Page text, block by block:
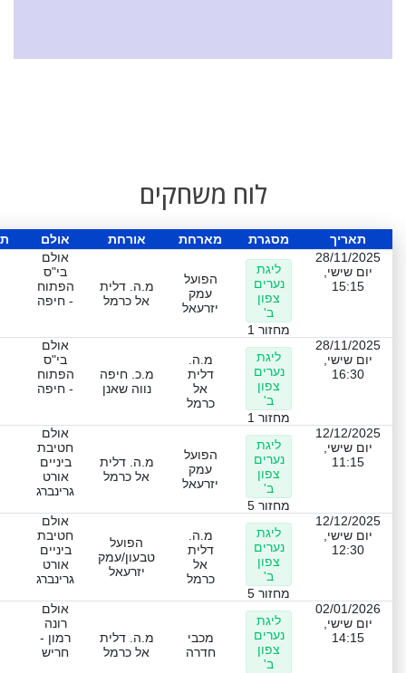
לוח משחקים
תאריך מסגרת מארחת אורחת אולם
28/11/2025
יום שישי,
15:15
ליגת
נערים
צפון
ב'
מחזור 1
הפועל
עמק
יזרעאל
מ.ה. דלית
אל כרמל
אולם
בי"ס
הפתוח
- חיפה
28/11/2025
יום שישי,
16:30
ליגת
נערים
צפון
ב'
מחזור 1
מ.ה.
דלית
אל
כרמל
מ.כ. חיפה
נווה שאנן
אולם
בי"ס
הפתוח
- חיפה
12/12/2025
יום שישי,
11:15
ליגת
נערים
צפון
ב'
מחזור 5
הפועל
עמק
יזרעאל
מ.ה. דלית
אל כרמל
אולם
חטיבת
ביניים
אורט
גרינברג
12/12/2025
יום שישי,
12:30
ליגת
נערים
צפון
ב'
מחזור 5
מ.ה.
דלית
אל
כרמל
הפועל
טבעון/עמק
יזרעאל
אולם
חטיבת
ביניים
אורט
גרינברג
02/01/2026
יום שישי,
14:15
ליגת
נערים
צפון
ב'
מכבי
חדרה
מ.ה. דלית
אל כרמל
אולם
רונה
רמון -
חריש